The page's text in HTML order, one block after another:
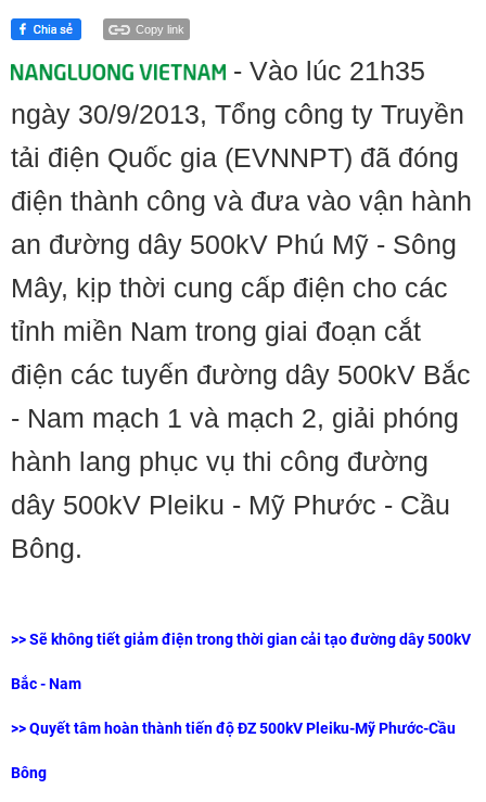
Copy link
- Vào lúc 21h35
ngày 30/9/2013, Tổng công ty Truyền
tải điện Quốc gia (EVNNPT) đã đóng
điện thành công và đưa vào vận hành
an đường dây 500kV Phú Mỹ - Sông
Mây, kịp thời cung cấp điện cho các
tỉnh miền Nam trong giai đoạn cắt
điện các tuyến đường dây 500kV Bắc
- Nam mạch 1 và mạch 2, giải phóng
hành lang phục vụ thi công đường
dây 500kV Pleiku - Mỹ Phước - Cầu
Bông.
>>Sẽ không tiết giảm điện trong thời gian cải tạo đường dây 500kV
Bắc - Nam
>>Quyết tâm hoàn thành tiến độ ĐZ 500kV Pleiku-Mỹ Phước-Cầu
Bông